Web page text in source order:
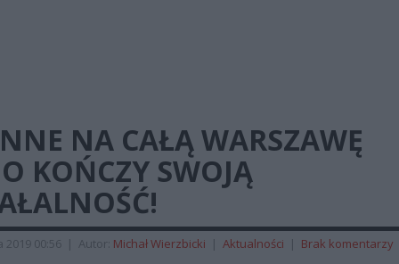
NA CAŁĄ WARSZAWĘ
KOŃCZY SWOJĄ
2019 00:56 | Autor: Michał Wierzbicki | Aktualności | Brak komentarzy